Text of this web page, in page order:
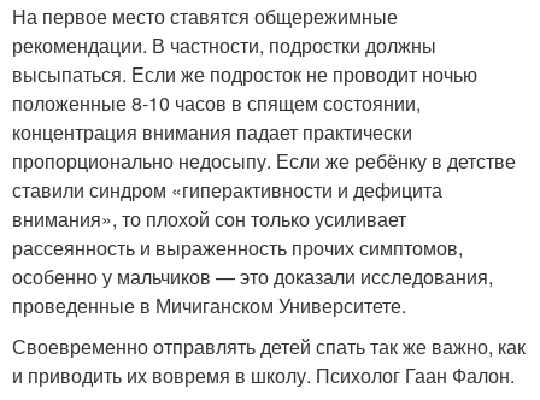
На первое место ставятся общережимные
рекомендации. В частности, подростки должны
высыпаться. Если же подросток не проводит ночью
положенные 8-10 часов в спящем состоянии,
концентрация внимания падает практически
пропорционально недосыпу. Если же ребёнку в детстве
ставили синдром «гиперактивности и дефицита
внимания», то плохой сон только усиливает
рассеянность и выраженность прочих симптомов,
особенно у мальчиков — это доказали исследования,
проведенные в Мичиганском Университете.
Своевременно отправлять детей спать так же важно, как
и приводить их вовремя в школу. Психолог Гаан Фалон.